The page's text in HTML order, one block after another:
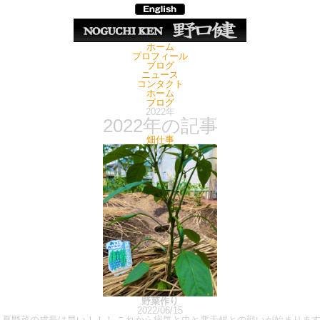
ホーム
プロフィール
ブログ
ニュース
コンタクト
ホーム
ブログ
2022年
2022年の記事
畑仕事
野菜作り
2022/06/15